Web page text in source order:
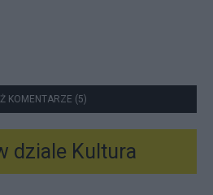
KOMENTARZE (5)
dziale Kultura